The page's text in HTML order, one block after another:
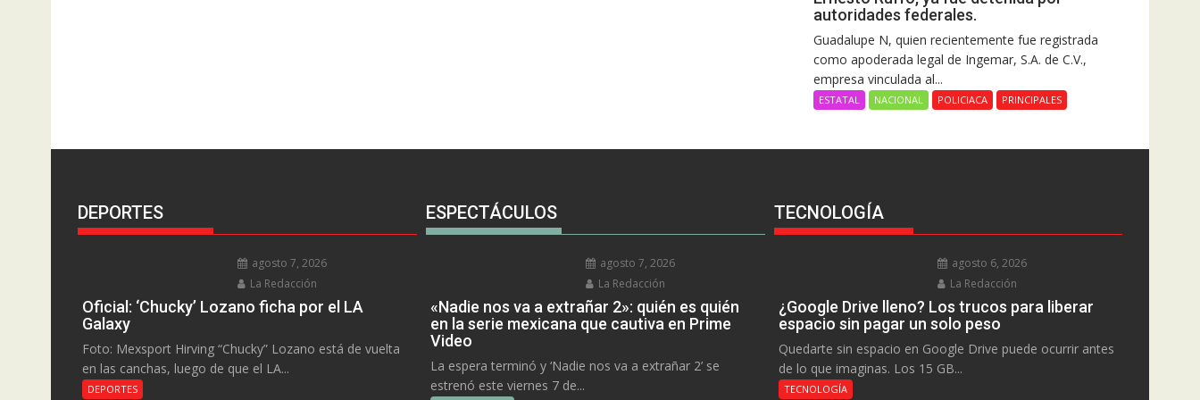
autoridades federales.
Guadalupe N, quien recientemente fue registrada
como apoderada legal de Ingemar, S.A. de C.V.,
empresa vinculada al...
ESTATAL NACIONAL POLICIACA PRINCIPALES
DEPORTES
agosto 7, 2026
La Redacción
Oficial: ‘Chucky’ Lozano ficha por el LA
Galaxy
Foto: Mexsport Hirving “Chucky” Lozano está de vuelta
en las canchas, luego de que el LA...
DEPORTES
ESPECTÁCULOS
agosto 7, 2026
La Redacción
«Nadie nos va a extrañar 2»: quién es quién
en la serie mexicana que cautiva en Prime
Video
La espera terminó y ‘Nadie nos va a extrañar 2’ se
estrenó este viernes 7 de...
TECNOLOGÍA
agosto 6, 2026
La Redacción
¿Google Drive lleno? Los trucos para liberar
espacio sin pagar un solo peso
Quedarte sin espacio en Google Drive puede ocurrir antes
de lo que imaginas. Los 15 GB...
TECNOLOGÍA